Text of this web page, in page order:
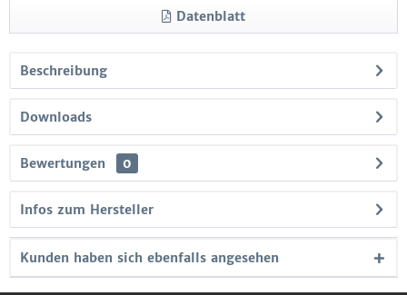
Datenblatt
Beschreibung
Downloads
Bewertungen 0
Infos zum Hersteller
Kunden haben sich ebenfalls angesehen